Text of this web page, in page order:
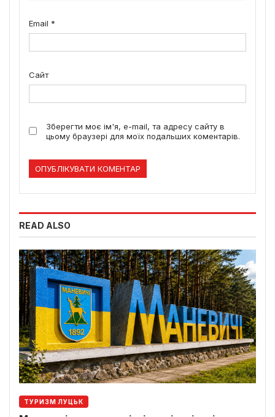
Email *
Сайт
Зберегти моє ім'я, e-mail, та адресу сайту в
цьому браузері для моїх подальших коментарів.
READ ALSO
ТУРИЗМ ЛУЦЬК